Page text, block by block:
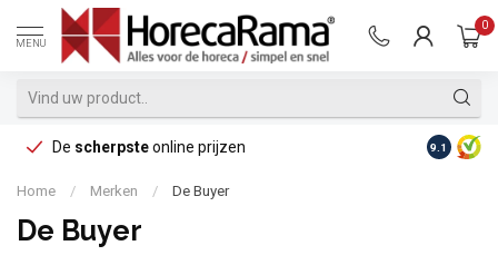
MENU
0
De scherpsteonline prijzen Op
9.1
Home / Merken / De Buyer
De Buyer